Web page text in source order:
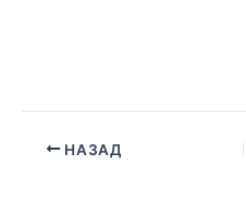
НАЗАД